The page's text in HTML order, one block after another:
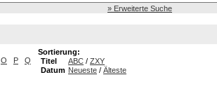
» Erweiterte Suche
O P
Q
Sortierung:
Titel
ABC / ZXY
Datum Neueste / Älteste